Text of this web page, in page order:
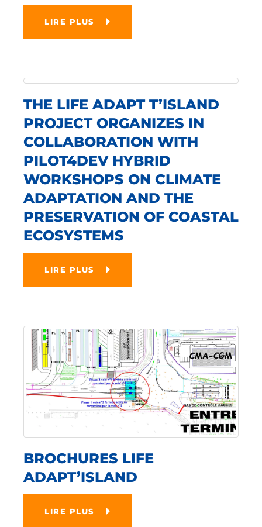
LIRE PLUS
THE LIFE ADAPT T’ISLAND
PROJECT ORGANIZES IN
COLLABORATION WITH
PILOT4DEV HYBRID
WORKSHOPS ON CLIMATE
ADAPTATION AND THE
PRESERVATION OF COASTAL
ECOSYSTEMS
LIRE PLUS
BROCHURES LIFE
ADAPT’ISLAND
LIRE PLUS